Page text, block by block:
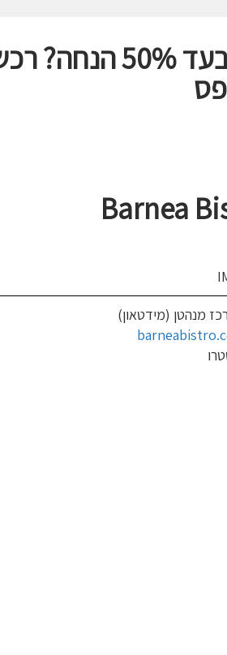
רוצים את כל האטרקציות של ניו יורק בעד 50%
Barnea
מנהטן (מידטאון)